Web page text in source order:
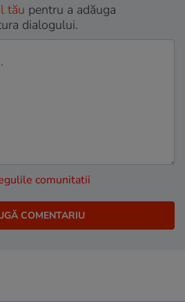
tău pentru a adăuga
dialogului.
comunitatii